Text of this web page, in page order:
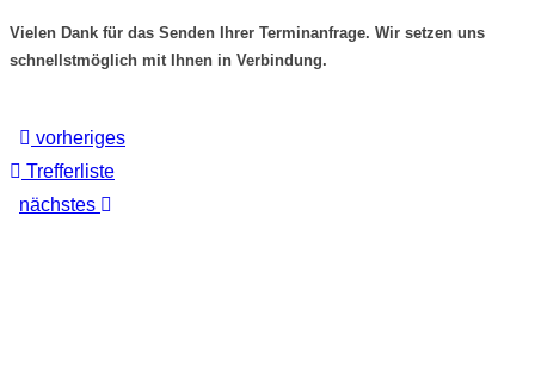
Vielen Dank für das Senden Ihrer Terminanfrage. Wir setzen uns
schnellstmöglich mit Ihnen in Verbindung.
vorheriges
Trefferliste
nächstes